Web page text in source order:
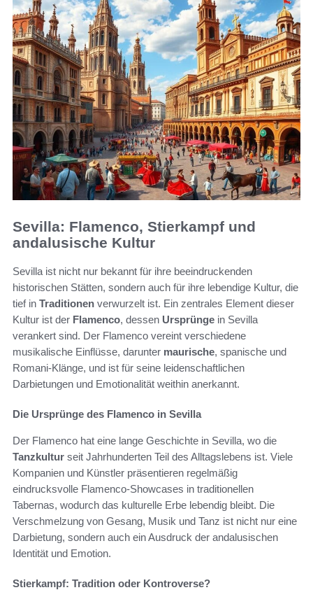
Sevilla: Flamenco, Stierkampf und
andalusische Kultur
Sevilla ist nicht nur bekannt für ihre beeindruckenden
historischen Stätten, sondern auch für ihre lebendige Kultur, die
tief in Traditionen verwurzelt ist. Ein zentrales Element dieser
Kultur ist der Flamenco, dessen Ursprünge in Sevilla
verankert sind. Der Flamenco vereint verschiedene
musikalische Einflüsse, darunter maurische, spanische und
Romani-Klänge, und ist für seine leidenschaftlichen
Darbietungen und Emotionalität weithin anerkannt.
Die Ursprünge des Flamenco in Sevilla
Der Flamenco hat eine lange Geschichte in Sevilla, wo die
Tanzkultur seit Jahrhunderten Teil des Alltagslebens ist. Viele
Kompanien und Künstler präsentieren regelmäßig
eindrucksvolle Flamenco-Showcases in traditionellen
Tabernas, wodurch das kulturelle Erbe lebendig bleibt. Die
Verschmelzung von Gesang, Musik und Tanz ist nicht nur eine
Darbietung, sondern auch ein Ausdruck der andalusischen
Identität und Emotion.
Stierkampf: Tradition oder Kontroverse?